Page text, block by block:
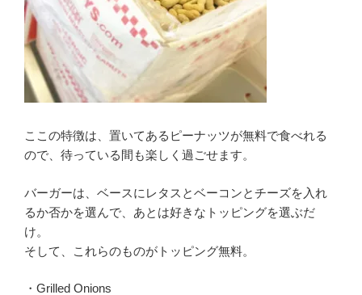
ここの特徴は、置いてあるピーナッツが無料で食べれる
ので、待っている間も楽しく過ごせます。
バーガーは、ベースにレタスとベーコンとチーズを入れ
るか否かを選んで、あとは好きなトッピングを選ぶだ
け。
そして、これらのものがトッピング無料。
・Grilled Onions